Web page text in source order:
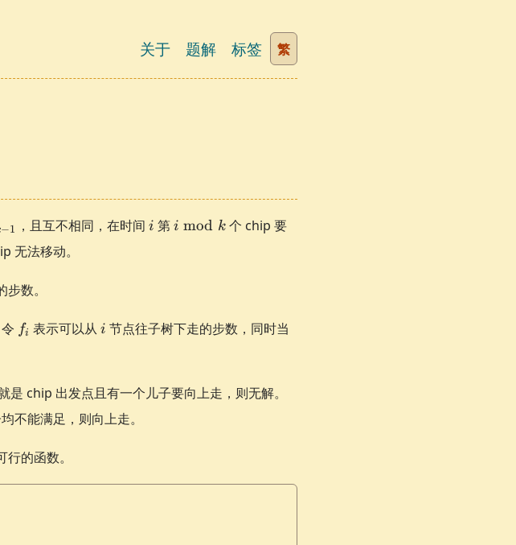
关于 题解 标签 繁
−1 ，且互不相同，在时间 i
i 第i
i mod k 个 chip 要
无法移动。
数。
f_i
fi 表示可以从i
i 节点往子树下走的步数，同时当
是 chip 出发点且有一个儿子要向上走，则无解。
不能满足，则向上走。
的函数。